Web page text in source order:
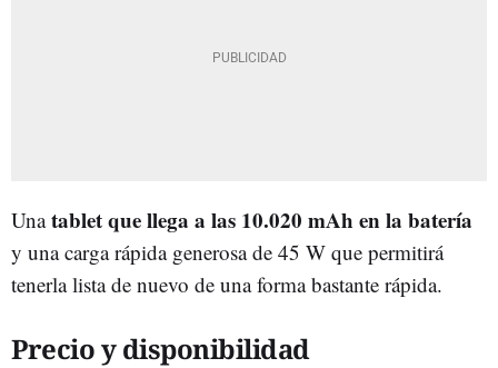
Unatablet que llega a las 10.020 mAh en la batería
y una carga rápida generosa de 45 W que permitirá
tenerla lista de nuevo de una forma bastante rápida.
Precio y disponibilidad